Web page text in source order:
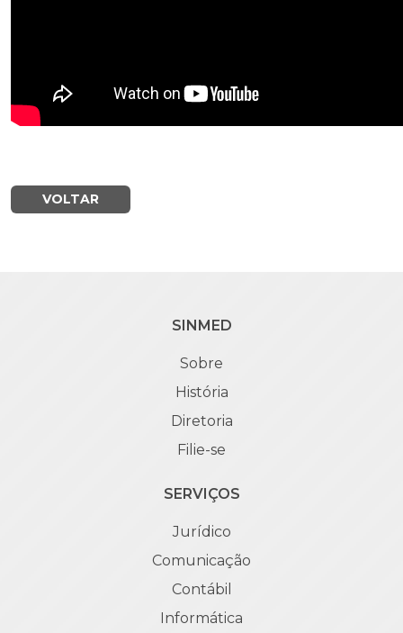
VOLTAR
SINMED
Sobre
História
Diretoria
Filie-se
SERVIÇOS
Jurídico
Comunicação
Contábil
Informática